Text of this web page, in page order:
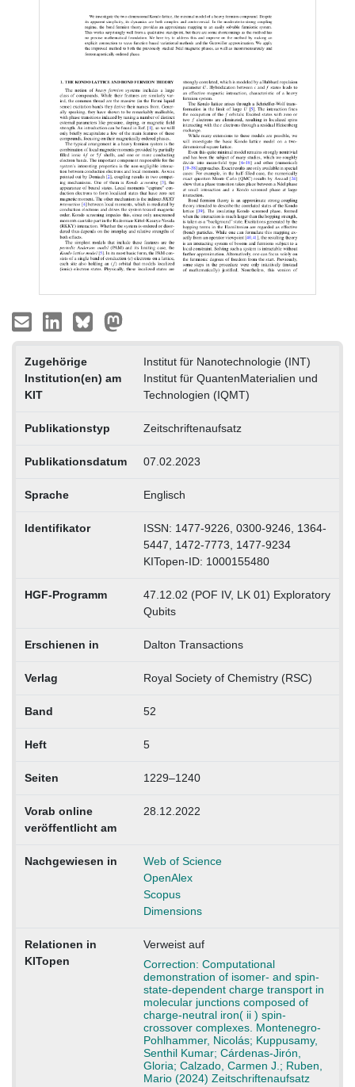
Zugehörige
Institution(en) am
KIT
Institut für Nanotechnologie (INT)
Institut für QuantenMaterialien und
Technologien (IQMT)
Publikationstyp Zeitschriftenaufsatz
Publikationsdatum 07.02.2023
Sprache Englisch
Identifikator
ISSN: 1477-9226, 0300-9246, 1364-
5447, 1472-7773, 1477-9234
KITopen-ID: 1000155480
HGF-Programm
47.12.02 (POF IV, LK 01) Exploratory
Qubits
Erschienen in Dalton Transactions
Verlag Royal Society of Chemistry (RSC)
Band 52
Heft 5
Seiten 1229–1240
Vorab online
veröffentlicht am
28.12.2022
Nachgewiesen in
Web of Science
OpenAlex
Scopus
Dimensions
Relationen in
KITopen
Verweist auf
Correction: Computational
demonstration of isomer- and spin-
state-dependent charge transport in
molecular junctions composed of
charge-neutral iron( ii ) spin-
crossover complexes. Montenegro-
Pohlhammer, Nicolás; Kuppusamy,
Senthil Kumar; Cárdenas-Jirón,
Gloria; Calzado, Carmen J.; Ruben,
Mario (2024) Zeitschriftenaufsatz